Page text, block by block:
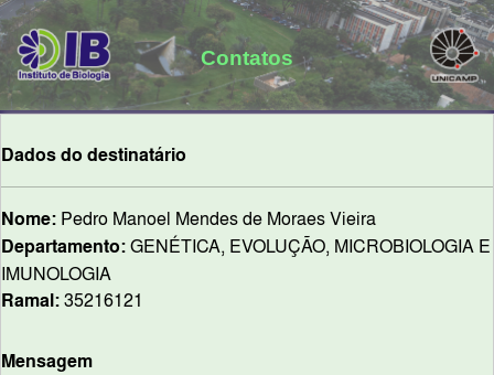
Contatos
Dados do destinatário
Nome: Pedro Manoel Mendes de Moraes Vieira
Departamento:GENÉTICA, EVOLUÇÃO, MICROBIOLOGIA E
IMUNOLOGIA
Ramal:35216121
Mensagem